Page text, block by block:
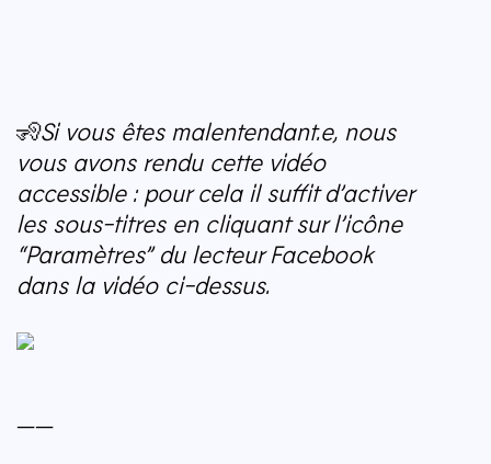
🧏Si vous êtes malentendant.e, nous
vous avons rendu cette vidéo
accessible : pour cela il suffit d’activer
les sous-titres en cliquant sur l’icône
“Paramètres” du lecteur Facebook
dans la vidéo ci-dessus.
——